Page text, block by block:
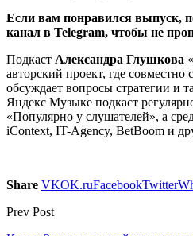
Если вам понравился выпуск,
канал в Telegram, чтобы не
Подкаст Александра Глушкова
авторский проект, где
обсуждает вопросы стратегии и
Яндекс Музыке подкаст
«Популярно у слушателей», а
iContext, IT-Agency, BetBoom и
Share VKOK.ruFacebookTwitter
Prev Post